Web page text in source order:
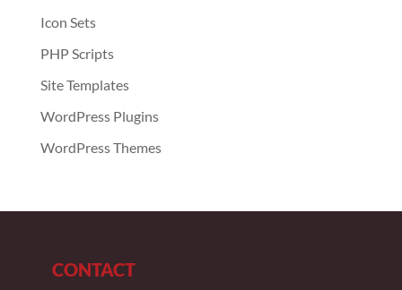
Icon Sets
PHP Scripts
Site Templates
WordPress Plugins
WordPress Themes
CONTACT